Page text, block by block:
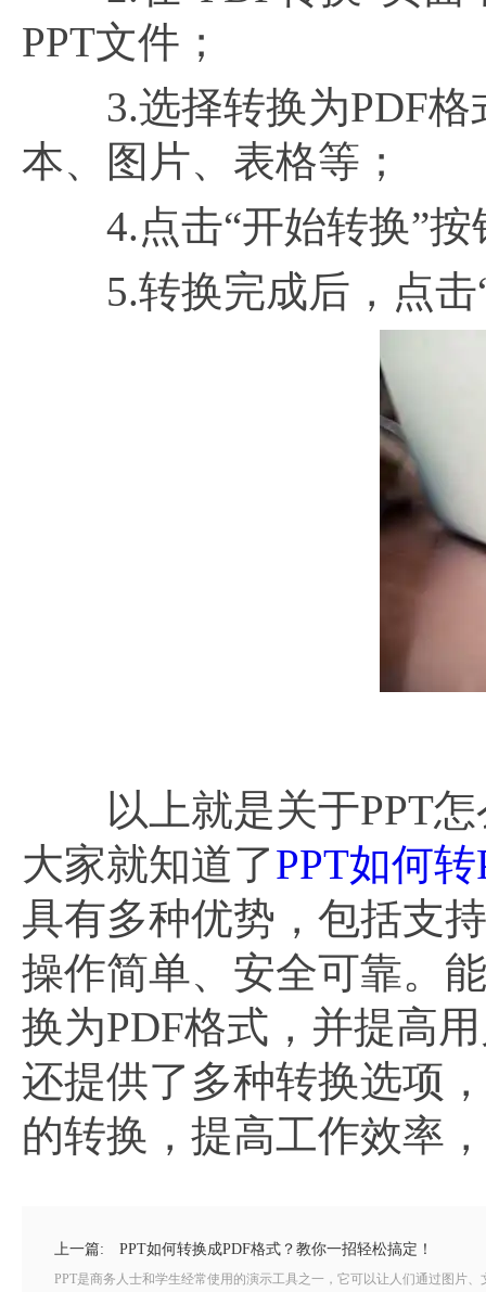
PPT文件；
3.选择转换为PDF格
本、图片、表格等；
4.点击“开始转换”按
5.转换完成后，点击“
以上就是关于PPT怎
大家就知道了PPT如何转
具有多种优势，包括支
操作简单、安全可靠。
换为PDF格式，并提高
还提供了多种转换选项
的转换，提高工作效率
上一篇: PPT如何转换成PDF格式？教你一招轻松搞定！
PPT是商务人士和学生经常使用的演示工具之一，它可以让人们通过图片